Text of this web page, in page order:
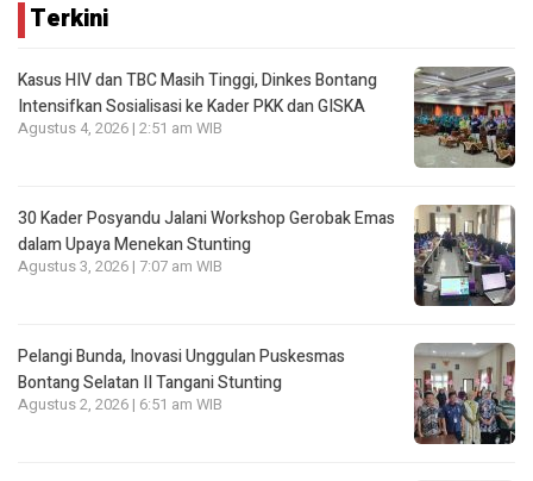
Terkini
Kasus HIV dan TBC Masih Tinggi, Dinkes Bontang
Intensifkan Sosialisasi ke Kader PKK dan GISKA
Agustus 4, 2026 | 2:51 am WIB
30 Kader Posyandu Jalani Workshop Gerobak Emas
dalam Upaya Menekan Stunting
Agustus 3, 2026 | 7:07 am WIB
Pelangi Bunda, Inovasi Unggulan Puskesmas
Bontang Selatan II Tangani Stunting
Agustus 2, 2026 | 6:51 am WIB